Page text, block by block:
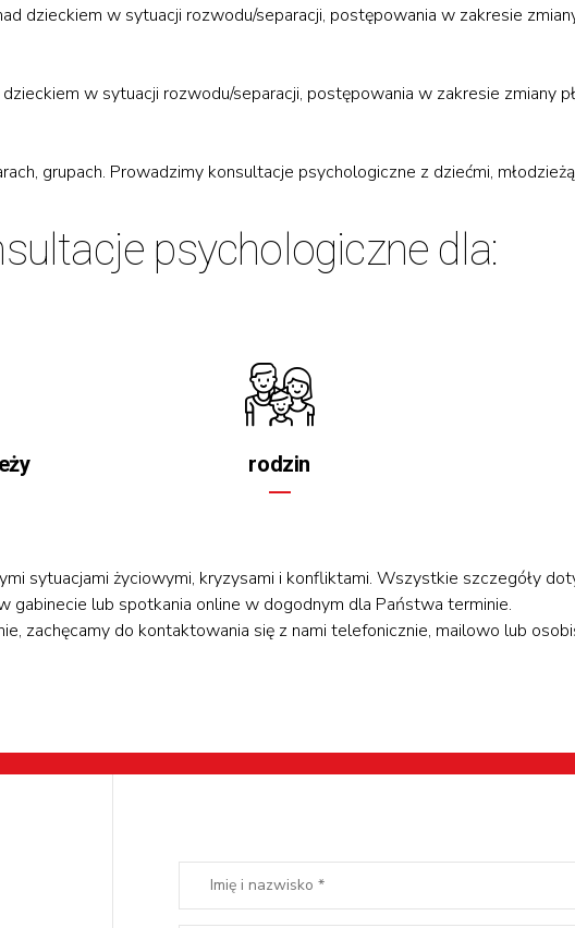
dzieckiem w sytuacji rozwodu/separacji, postępowania w zakresie
w sytuacji rozwodu/separacji, postępowania w zakresie zmiany
grupach. Prowadzimy konsultacje psychologiczne z dziećmi,
psychologiczne dla:
rodzin
sytuacjami życiowymi, kryzysami i konfliktami. Wszystkie szczegóły
lub spotkania online w dogodnym dla Państwa terminie.
zachęcamy do kontaktowania się z nami telefonicznie, mailowo lub